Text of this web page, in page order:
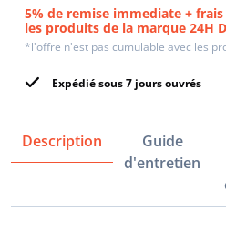
5% de remise immediate +
les produits de la marque 24H
*l'offre n'est pas cumulable avec les
Expédié sous 7 jours ouvrés
Description
Guide
d'entretien